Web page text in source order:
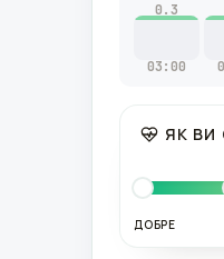
0.3
03:00
ЯК ВИ
ДОБРЕ